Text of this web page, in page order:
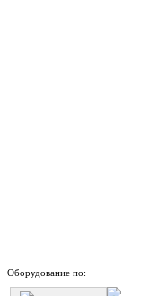
Оборудование по: